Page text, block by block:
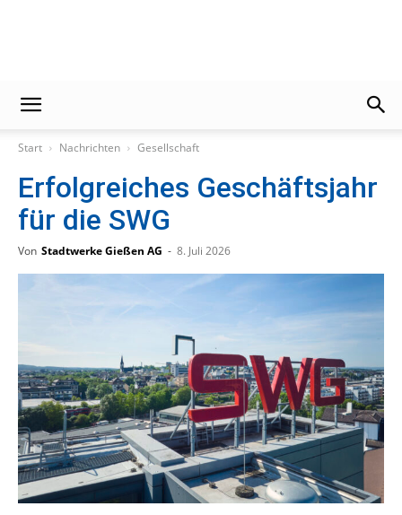
Start Nachrichten Gesellschaft
Erfolgreiches Geschäftsjahr
für die SWG
Von Stadtwerke Gießen AG - 8. Juli 2026